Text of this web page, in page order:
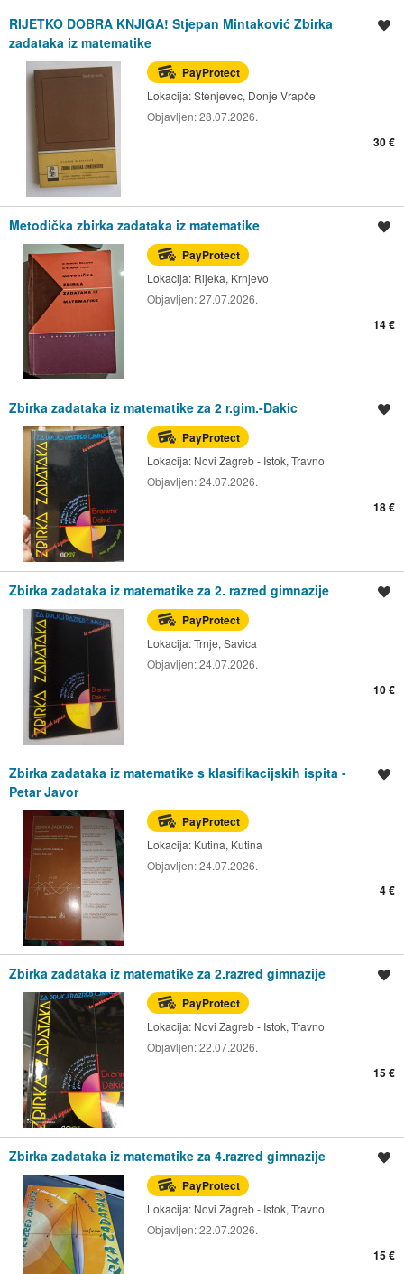
RIJETKO DOBRA KNJIGA! Stjepan Mintaković Zbirka
zadataka iz matematike
PayProtect
Lokacija:Stenjevec, Donje Vrapče
Objavljen:28.07.2026.
30 €
Metodička zbirka zadataka iz matematike
PayProtect
Lokacija: Rijeka, Krnjevo
Objavljen:27.07.2026.
14 €
Zbirka zadataka iz matematike za 2 r.gim.-Dakic
PayProtect
Lokacija: Novi Zagreb - Istok, Travno
Objavljen:24.07.2026.
18 €
Zbirka zadataka iz matematike za 2. razred gimnazije
PayProtect
Lokacija:Trnje, Savica
Objavljen:24.07.2026.
10 €
Zbirka zadataka iz matematike s klasifikacijskih ispita -
Petar Javor
PayProtect
Lokacija: Kutina, Kutina
Objavljen:24.07.2026.
4 €
Zbirka zadataka iz matematike za 2.razred gimnazije
PayProtect
Lokacija: Novi Zagreb - Istok, Travno
Objavljen:22.07.2026.
15 €
Zbirka zadataka iz matematike za 4.razred gimnazije
PayProtect
Lokacija: Novi Zagreb - Istok, Travno
Objavljen:22.07.2026.
15 €